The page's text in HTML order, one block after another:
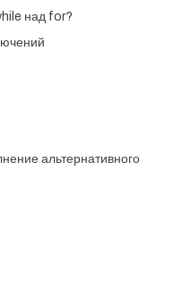
над for?
альтернативного